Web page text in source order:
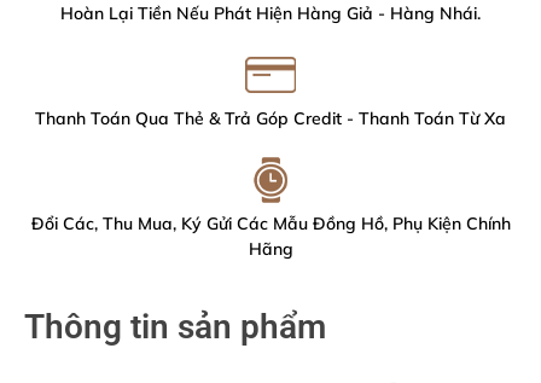
Hoàn Lại Tiền Nếu Phát Hiện Hàng Giả - Hàng Nhái.
Thanh Toán Qua Thẻ & Trả Góp Credit - Thanh Toán Từ Xa
Đổi Các, Thu Mua, Ký Gửi Các Mẫu Đồng Hồ, Phụ Kiện Chính
Hãng
Thông tin sản phẩm